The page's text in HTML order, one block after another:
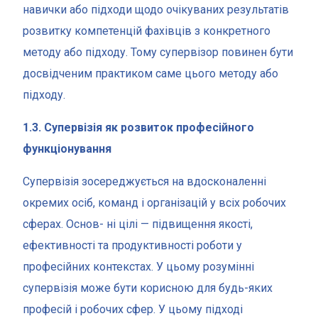
навички або підходи щодо очікуваних результатів
розвитку компетенцій фахівців з конкретного
методу або підходу. Тому супервізор повинен бути
досвідченим практиком саме цього методу або
підходу.
1.3. Супервізія як розвиток професійного
функціонування
Супервізія зосереджується на вдосконаленні
окремих осіб, команд і організацій у всіх робочих
сферах. Основ- ні цілі — підвищення якості,
ефективності та продуктивності роботи у
професійних контекстах. У цьому розумінні
супервізія може бути корисною для будь-яких
професій і робочих сфер. У цьому підході